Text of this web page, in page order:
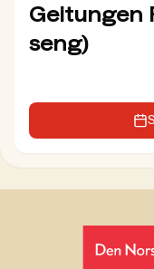
Geitungen
seng)